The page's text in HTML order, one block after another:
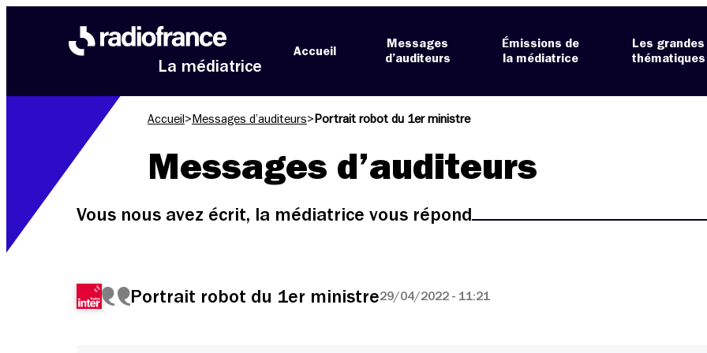
La médiatrice
Accueil
Messages
d’auditeurs
Émissions de
la médiatrice
Les grandes
thématiques
Accueil > Messages d’auditeurs> Portrait robot du 1er ministre
Messages d’auditeurs
Vous nous avez écrit, la médiatrice vous répond
Portrait robot du 1er ministre29/04/2022 - 11:21